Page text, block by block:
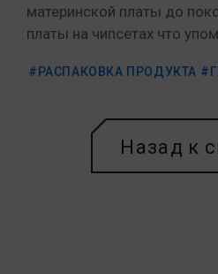
материнской платы до
платы на чипсетах что
#РАСПАКОВКА ПРОДУКТА
Назад к